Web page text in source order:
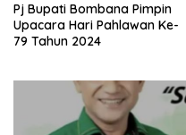
Pj Bupati Bombana Pimpin
Upacara Hari Pahlawan Ke-
79 Tahun 2024